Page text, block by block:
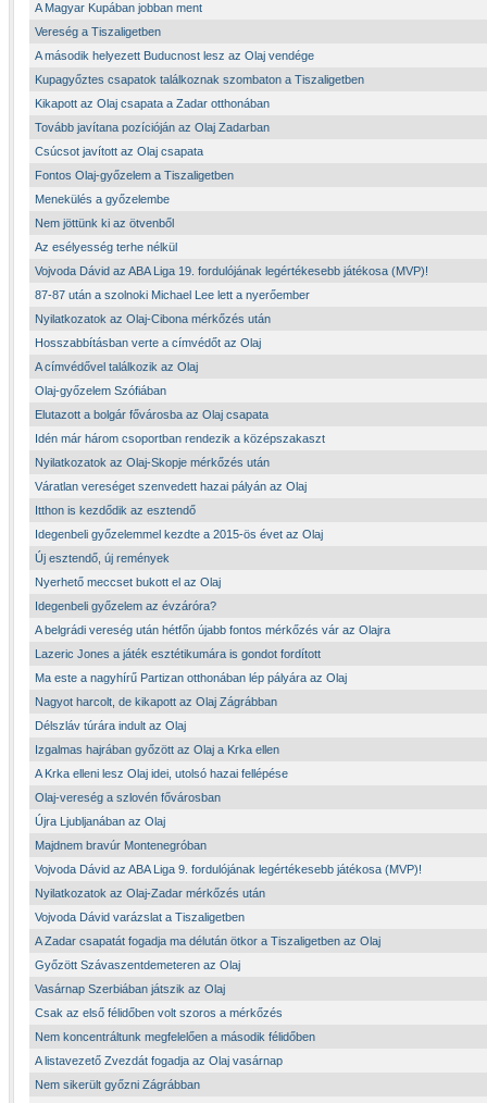
A Magyar Kupában jobban ment
Vereség a Tiszaligetben
A második helyezett Buducnost lesz az Olaj vendége
Kupagyőztes csapatok találkoznak szombaton a Tiszaligetben
Kikapott az Olaj csapata a Zadar otthonában
Tovább javítana pozícióján az Olaj Zadarban
Csúcsot javított az Olaj csapata
Fontos Olaj-győzelem a Tiszaligetben
Menekülés a győzelembe
Nem jöttünk ki az ötvenből
Az esélyesség terhe nélkül
Vojvoda Dávid az ABA Liga 19. fordulójának legértékesebb játékosa (MVP)!
87-87 után a szolnoki Michael Lee lett a nyerőember
Nyilatkozatok az Olaj-Cibona mérkőzés után
Hosszabbításban verte a címvédőt az Olaj
A címvédővel találkozik az Olaj
Olaj-győzelem Szófiában
Elutazott a bolgár fővárosba az Olaj csapata
Idén már három csoportban rendezik a középszakaszt
Nyilatkozatok az Olaj-Skopje mérkőzés után
Váratlan vereséget szenvedett hazai pályán az Olaj
Itthon is kezdődik az esztendő
Idegenbeli győzelemmel kezdte a 2015-ös évet az Olaj
Új esztendő, új remények
Nyerhető meccset bukott el az Olaj
Idegenbeli győzelem az évzáróra?
A belgrádi vereség után hétfőn újabb fontos mérkőzés vár az Olajra
Lazeric Jones a játék esztétikumára is gondot fordított
Ma este a nagyhírű Partizan otthonában lép pályára az Olaj
Nagyot harcolt, de kikapott az Olaj Zágrábban
Délszláv túrára indult az Olaj
Izgalmas hajrában győzött az Olaj a Krka ellen
A Krka elleni lesz Olaj idei, utolsó hazai fellépése
Olaj-vereség a szlovén fővárosban
Újra Ljubljanában az Olaj
Majdnem bravúr Montenegróban
Vojvoda Dávid az ABA Liga 9. fordulójának legértékesebb játékosa (MVP)!
Nyilatkozatok az Olaj-Zadar mérkőzés után
Vojvoda Dávid varázslat a Tiszaligetben
A Zadar csapatát fogadja ma délután ötkor a Tiszaligetben az Olaj
Győzött Szávaszentdemeteren az Olaj
Vasárnap Szerbiában játszik az Olaj
Csak az első félidőben volt szoros a mérkőzés
Nem koncentráltunk megfelelően a második félidőben
A listavezető Zvezdát fogadja az Olaj vasárnap
Nem sikerült győzni Zágrábban